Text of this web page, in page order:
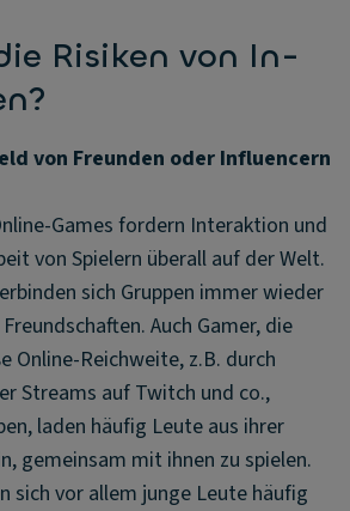
Risiken von In-
von Freunden oder Influencern
Games fordern Interaktion und
von Spielern überall auf der Welt.
sich Gruppen immer wieder
Auch Gamer, die
Online-Reichweite, z.B. durch
Streams auf Twitch und co.,
laden häufig Leute aus ihrer
gemeinsam mit ihnen zu spielen.
sich vor allem junge Leute häufig